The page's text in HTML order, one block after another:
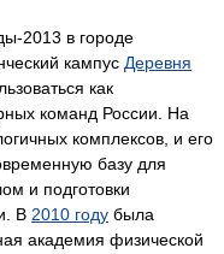
2013 в городе
кампус Деревня
как
команд России. На
комплексов, и его
базу для
и подготовки
В 2010 году была
академия физической